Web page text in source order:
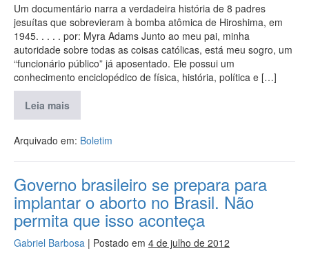
Um documentário narra a verdadeira história de 8 padres
jesuítas que sobrevieram à bomba atômica de Hiroshima, em
1945. . . . . por: Myra Adams Junto ao meu pai, minha
autoridade sobre todas as coisas católicas, está meu sogro, um
“funcionário público” já aposentado. Ele possui um
conhecimento enciclopédico de física, história, política e […]
Leia mais
Arquivado em: Boletim
Governo brasileiro se prepara para
implantar o aborto no Brasil. Não
permita que isso aconteça
Gabriel Barbosa | Postado em 4 de julho de 2012